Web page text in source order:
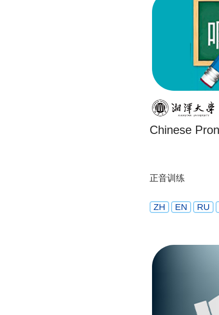
Chinese
正音训练
ZH EN RU